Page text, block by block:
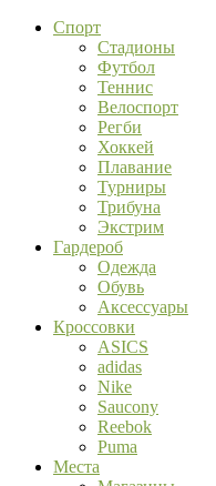
Спорт
Стадионы
Футбол
Теннис
Велоспорт
Регби
Хоккей
Плавание
Турниры
Трибуна
Экстрим
Гардероб
Одежда
Обувь
Аксессуары
Кроссовки
ASICS
adidas
Nike
Saucony
Reebok
Puma
Места